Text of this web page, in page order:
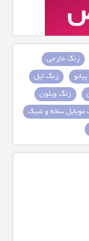
زنگ خارجی
زنگ اپل
زنگ ویلون
موبایل ساده و شیک